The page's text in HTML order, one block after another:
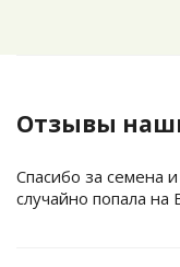
Отзывы
Спасибо за семена
случайно попала